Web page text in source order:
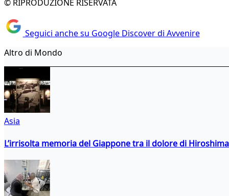
© RIPRODUZIONE RISERVATA
Seguici anche su Google Discover di Avvenire
Altro di Mondo
Asia
L’irrisolta memoria del Giappone tra il dolore di